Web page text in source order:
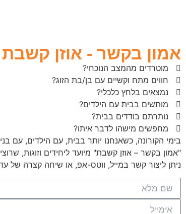
אמון בקשר - אוזן קשבת
מוטרדים מהמצב הנוכחי?
חווים מתח וקשיים עם בן/בת הזוג?
נמצאים בלחץ כלכלי?
מותשים בבית עם הילדים?
נותרתם בודדים בבית?
מחפשים מישהו לדבר איתו?
בימי הקורונה, כשאנחנו יותר בבית, עם הילדים, עם
"אמון בקשר – אוזן קשבת" מיועד ליחידים וזוגות,
ניתן ליצור קשר במייל, ווטס-אפ, או שיחה קצרה של עד 5